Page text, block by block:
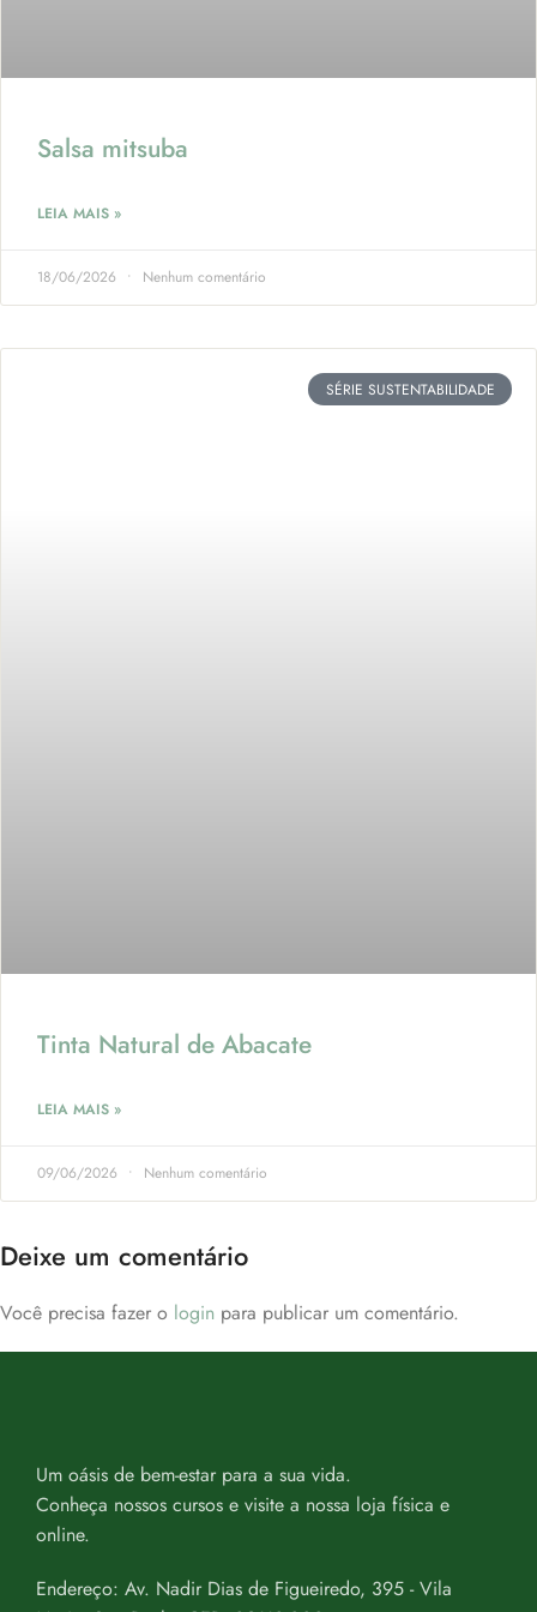
Salsa mitsuba
LEIA MAIS »
18/06/2026 Nenhum comentário
SÉRIE SUSTENTABILIDADE
Tinta Natural de Abacate
LEIA MAIS »
09/06/2026 Nenhum comentário
Deixe um comentário
Você precisa fazer o login para publicar um comentário.
Um oásis de bem-estar para a sua vida.
Conheça nossos cursos e visite a nossa loja física e
online.
Endereço: Av. Nadir Dias de Figueiredo, 395 - Vila